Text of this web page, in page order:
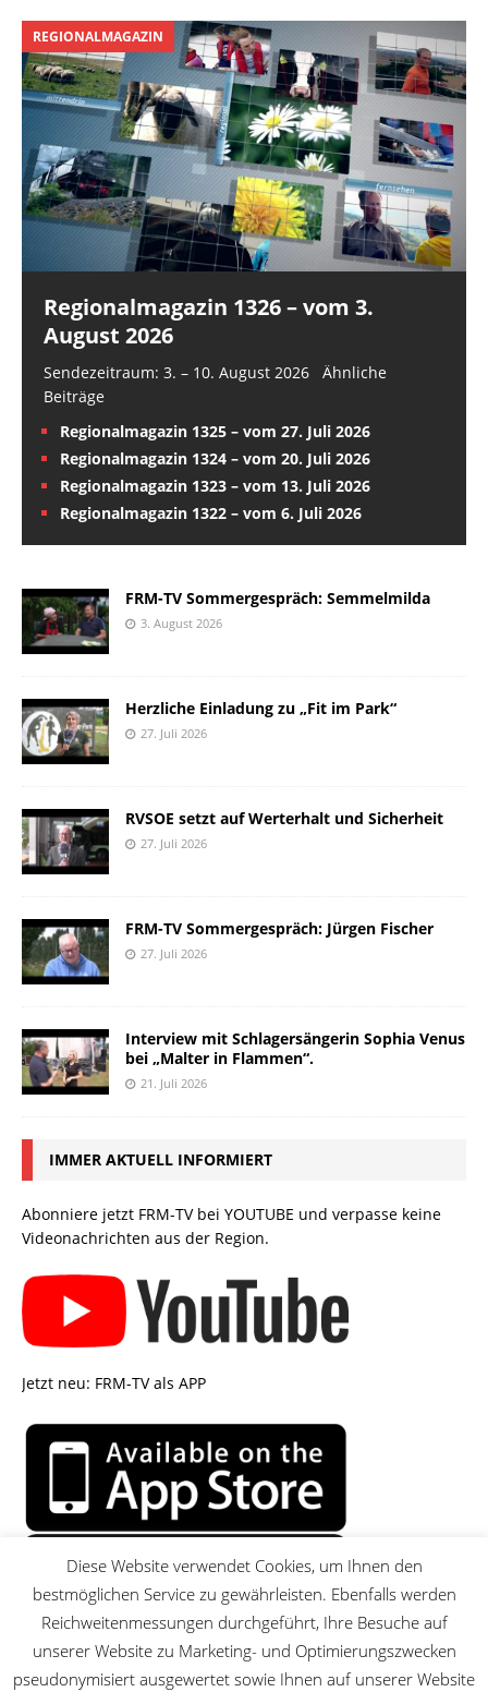
REGIONALMAGAZIN
Regionalmagazin 1326 – vom 3.
August 2026
Sendezeitraum: 3. – 10. August 2026 Ähnliche
Beiträge
Regionalmagazin 1325 – vom 27. Juli 2026
Regionalmagazin 1324 – vom 20. Juli 2026
Regionalmagazin 1323 – vom 13. Juli 2026
Regionalmagazin 1322 – vom 6. Juli 2026
FRM-TV Sommergespräch: Semmelmilda
3. August 2026
Herzliche Einladung zu „Fit im Park“
27. Juli 2026
RVSOE setzt auf Werterhalt und Sicherheit
27. Juli 2026
FRM-TV Sommergespräch: Jürgen Fischer
27. Juli 2026
Interview mit Schlagersängerin Sophia Venus
bei „Malter in Flammen“.
21. Juli 2026
IMMER AKTUELL INFORMIERT
Abonniere jetzt FRM-TV bei YOUTUBE und verpasse keine
Videonachrichten aus der Region.
Jetzt neu: FRM-TV als APP
Diese Website verwendet Cookies, um Ihnen den
bestmöglichen Service zu gewährleisten. Ebenfalls werden
Reichweitenmessungen durchgeführt, Ihre Besuche auf
unserer Website zu Marketing- und Optimierungszwecken
pseudonymisiert ausgewertet sowie Ihnen auf unserer Website